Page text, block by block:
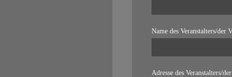
Name des Veranstalters/der
Adresse des Veranstalters/